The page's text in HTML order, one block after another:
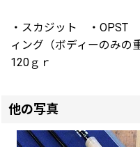
・スカジット ・OPST
ィング（ボディーのみの
120ｇｒ
他の写真